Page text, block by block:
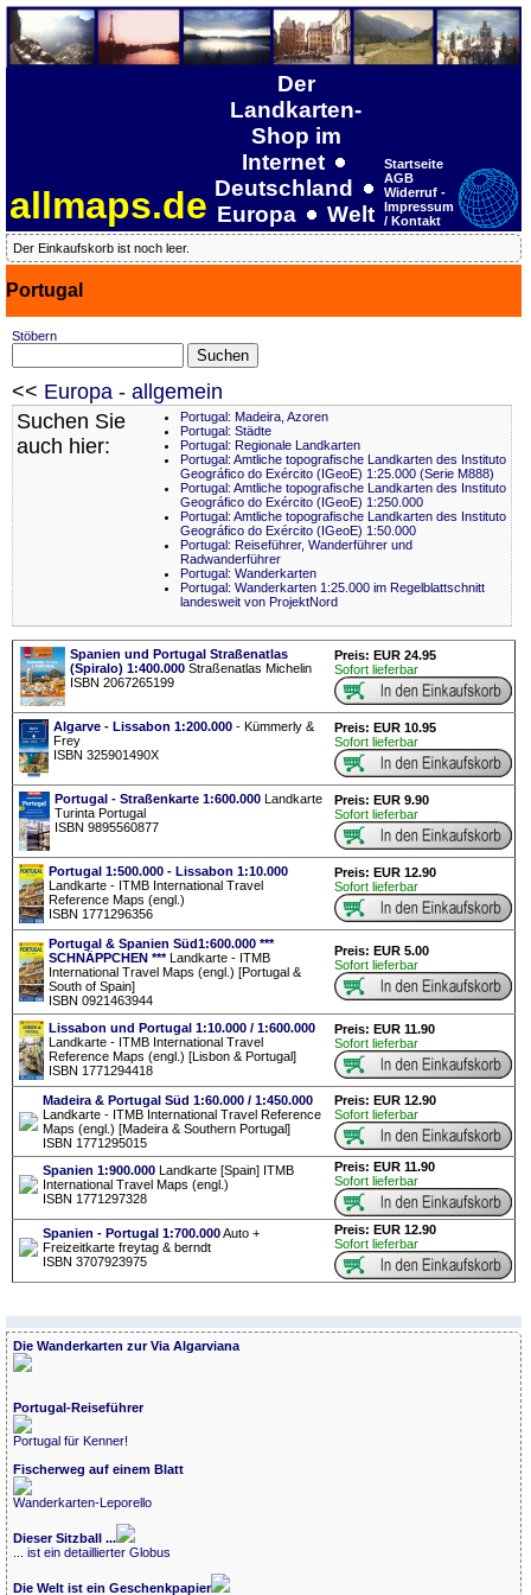
allmaps.de
Der
Landkarten-
Shop im
Internet
Deutschland
Europa
Welt
Startseite
AGB
Widerruf -
Impressum
/ Kontakt
Der Einkaufskorb ist noch leer.
Portugal
Stöbern
<< Europa - allgemein
Suchen Sie
auch hier:
Portugal: Madeira, Azoren
Portugal: Städte
Portugal: Regionale Landkarten
Portugal: Amtliche topografische Landkarten des Instituto
Geográfico do Exército (IGeoE) 1:25.000 (Serie M888)
Portugal: Amtliche topografische Landkarten des Instituto
Geográfico do Exército (IGeoE) 1:250.000
Portugal: Amtliche topografische Landkarten des Instituto
Geográfico do Exército (IGeoE) 1:50.000
Portugal: Reiseführer, Wanderführer und
Radwanderführer
Portugal: Wanderkarten
Portugal: Wanderkarten 1:25.000 im Regelblattschnitt
landesweit von ProjektNord
Spanien und Portugal Straßenatlas
(Spiralo) 1:400.000 Straßenatlas Michelin
ISBN 2067265199
Preis: EUR 24.95
Sofort lieferbar
Algarve - Lissabon 1:200.000 - Kümmerly &
Frey
ISBN 325901490X
Preis: EUR 10.95
Sofort lieferbar
Portugal - Straßenkarte 1:600.000 Landkarte
Turinta Portugal
ISBN 9895560877
Preis: EUR 9.90
Sofort lieferbar
Portugal 1:500.000 - Lissabon 1:10.000
Landkarte - ITMB International Travel
Reference Maps (engl.)
ISBN 1771296356
Preis: EUR 12.90
Sofort lieferbar
Portugal & Spanien Süd1:600.000 ***
SCHNÄPPCHEN ***Landkarte - ITMB
International Travel Maps (engl.) [Portugal &
South of Spain]
ISBN 0921463944
Preis: EUR 5.00
Sofort lieferbar
Lissabon und Portugal 1:10.000 / 1:600.000
Landkarte - ITMB International Travel
Reference Maps (engl.) [Lisbon & Portugal]
ISBN 1771294418
Preis: EUR 11.90
Sofort lieferbar
Madeira & Portugal Süd 1:60.000 / 1:450.000
Landkarte - ITMB International Travel Reference
Maps (engl.) [Madeira & Southern Portugal]
ISBN 1771295015
Preis: EUR 12.90
Sofort lieferbar
Spanien 1:900.000 Landkarte [Spain] ITMB
International Travel Maps (engl.)
ISBN 1771297328
Preis: EUR 11.90
Sofort lieferbar
Spanien - Portugal 1:700.000Auto +
Freizeitkarte freytag & berndt
ISBN 3707923975
Preis: EUR 12.90
Sofort lieferbar
Die Wanderkarten zur Via Algarviana
Portugal-Reiseführer
Portugal für Kenner!
Fischerweg auf einem Blatt
Wanderkarten-Leporello
Dieser Sitzball ...
... ist ein detaillierter Globus
Die Welt ist ein Geschenkpapier